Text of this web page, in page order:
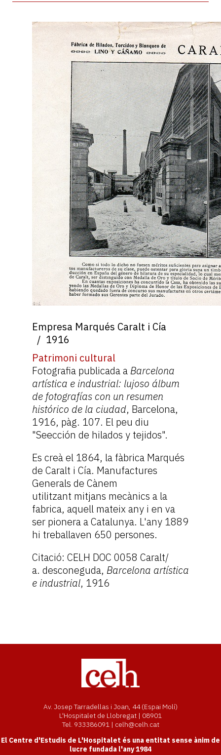
Empresa Marqués Caralt i Cía
1916
Patrimoni cultural
Fotografia publicada a Barcelona
artística e industrial: lujoso álbum
de fotografías con un resumen
histórico de la ciudad, Barcelona,
1916, pàg. 107. El peu diu
"Seección de hilados y tejidos".
Es creà el 1864, la fàbrica Marqués
de Caralt i Cía. Manufactures
Generals de Cànem
utilitzant mitjans mecànics a la
fabrica, aquell mateix any i en va
ser pionera a Catalunya. L'any 1889
hi treballaven 650 persones.
Citació: CELH DOC 0058 Caralt/
a. desconeguda, Barcelona artística
e industrial, 1916
Av. Josep Tarradellas i Joan, 44 (Espai Molí)
L'Hospitalet de Llobregat | 08901
Tel. 933386091 | celh@celh.cat
El Centre d'Estudis de L'Hospitalet és una entitat sense ànim de
lucre fundada l'any 1984